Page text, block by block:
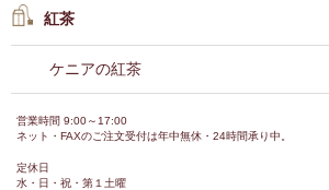
紅茶
ケニアの紅茶
営業時間 9:00～17:00
ネット・FAXのご注文受付は年中無休・24時間承り中。
定休日
水・日・祝・第１土曜